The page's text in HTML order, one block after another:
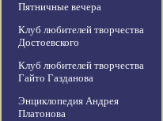
Пятничные вечера
Клуб любителей творчества
Достоевского
Клуб любителей творчества
Гайто Газданова
Энциклопедия Андрея
Платонова